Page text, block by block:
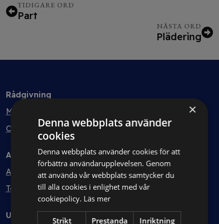
TIDIGARE ORD
Part
NÄSTA ORD
Plädering
Rådgivning
Min bolagsjurist
Ombud
Avtal
Avtalshantering
Testa kostnadsfritt
Utbildning
×
Denna webbplats använder
cookies
Denna webbplats använder cookies för att
förbättra användarupplevelsen. Genom
att använda vår webbplats samtycker du
till alla cookies i enlighet med vår
cookiepolicy. Läs mer
Strikt
Prestanda Inriktning